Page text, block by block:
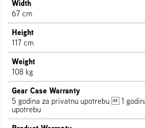
Width
67 cm
Height
117 cm
Weight
108 kg
Gear Case Warranty
5 godina za privatnu upotrebu  1
upotrebu